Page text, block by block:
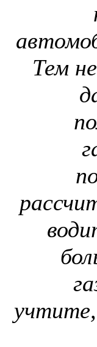
Тем